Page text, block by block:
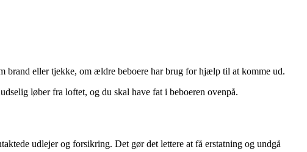
brand eller tjekke, om ældre beboere har brug for hjælp til at komme ud.
løber fra loftet, og du skal have fat i beboeren ovenpå.
udlejer og forsikring. Det gør det lettere at få erstatning og undgå